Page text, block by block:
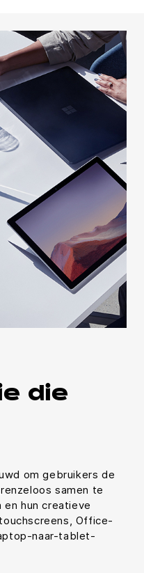
die
om gebruikers de
samen te
hun creatieve
Office-
naar-tablet-